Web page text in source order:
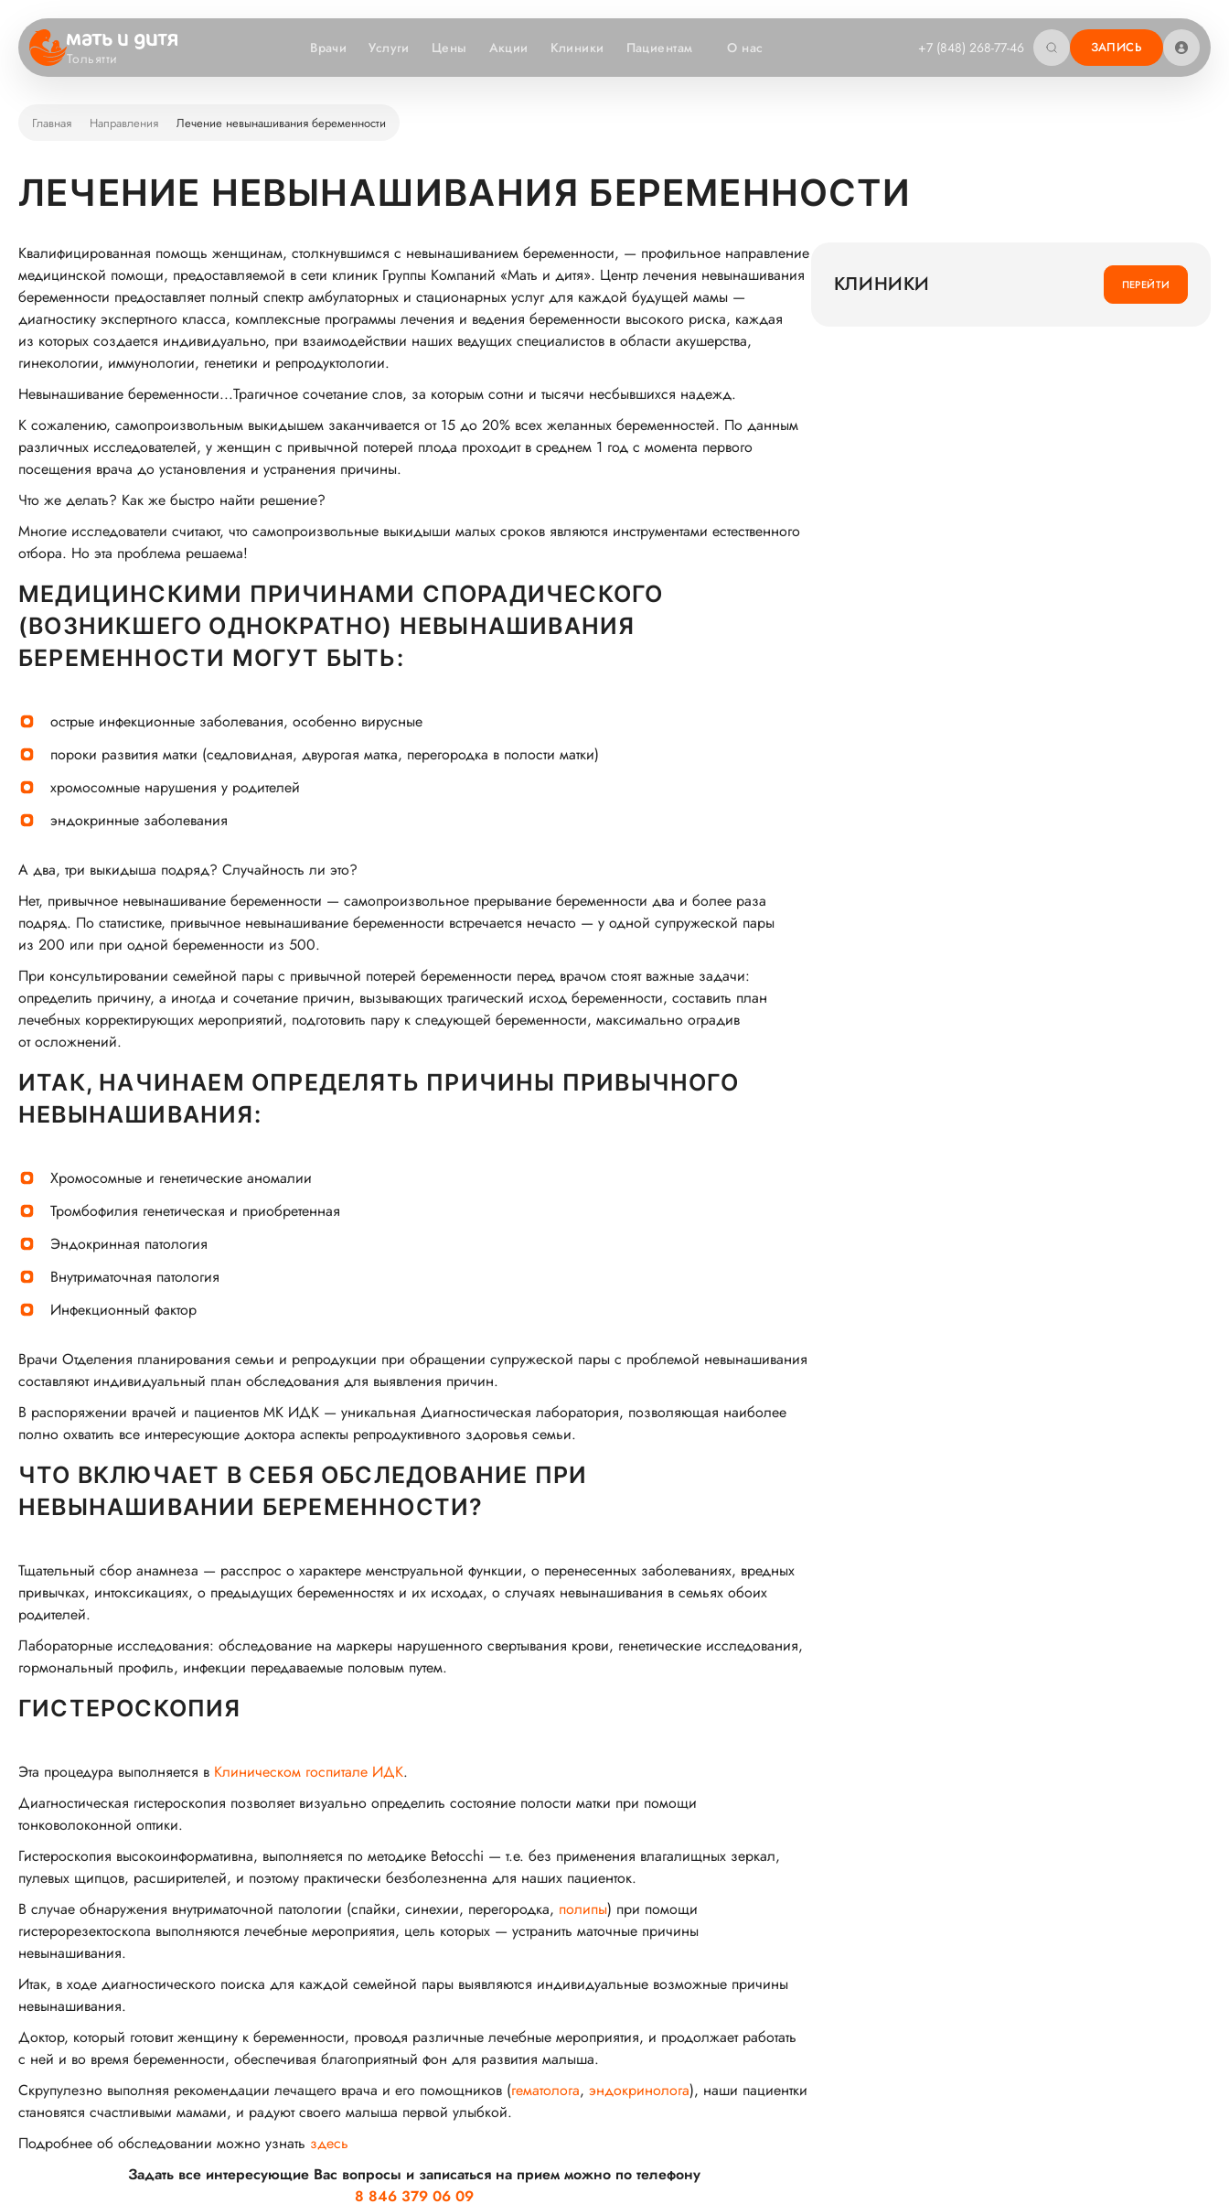
Тольятти
Врачи Услуги Цены Акции Клиники Пациентам О нас +7 (848) 268-77-46 ЗАПИСЬ
Главная Направления Лечение невынашивания беременности
ЛЕЧЕНИЕ НЕВЫНАШИВАНИЯ БЕРЕМЕННОСТИ
Квалифицированная помощь женщинам, столкнувшимся с невынашиванием беременности, — профильное направление
медицинской помощи, предоставляемой в сети клиник Группы Компаний «Мать и дитя». Центр лечения невынашивания
беременности предоставляет полный спектр амбулаторных и стационарных услуг для каждой будущей мамы —
диагностику экспертного класса, комплексные программы лечения и ведения беременности высокого риска, каждая
из которых создается индивидуально, при взаимодействии наших ведущих специалистов в области акушерства,
гинекологии, иммунологии, генетики и репродуктологии.
Невынашивание беременности...Трагичное сочетание слов, за которым сотни и тысячи несбывшихся надежд.
К сожалению, самопроизвольным выкидышем заканчивается от 15 до 20% всех желанных беременностей. По данным
различных исследователей, у женщин с привычной потерей плода проходит в среднем 1 год с момента первого
посещения врача до установления и устранения причины.
Что же делать? Как же быстро найти решение?
Многие исследователи считают, что самопроизвольные выкидыши малых сроков являются инструментами естественного
отбора. Но эта проблема решаема!
МЕДИЦИНСКИМИ ПРИЧИНАМИ СПОРАДИЧЕСКОГО
(ВОЗНИКШЕГО ОДНОКРАТНО) НЕВЫНАШИВАНИЯ
БЕРЕМЕННОСТИ МОГУТ БЫТЬ:
острые инфекционные заболевания, особенно вирусные
пороки развития матки (седловидная, двурогая матка, перегородка в полости матки)
хромосомные нарушения у родителей
эндокринные заболевания
А два, три выкидыша подряд? Случайность ли это?
Нет, привычное невынашивание беременности — самопроизвольное прерывание беременности два и более раза
подряд. По статистике, привычное невынашивание беременности встречается нечасто — у одной супружеской пары
из 200 или при одной беременности из 500.
При консультировании семейной пары с привычной потерей беременности перед врачом стоят важные задачи:
определить причину, а иногда и сочетание причин, вызывающих трагический исход беременности, составить план
лечебных корректирующих мероприятий, подготовить пару к следующей беременности, максимально оградив
от осложнений.
ИТАК, НАЧИНАЕМ ОПРЕДЕЛЯТЬ ПРИЧИНЫ ПРИВЫЧНОГО
НЕВЫНАШИВАНИЯ:
Хромосомные и генетические аномалии
Тромбофилия генетическая и приобретенная
Эндокринная патология
Внутриматочная патология
Инфекционный фактор
Врачи Отделения планирования семьи и репродукции при обращении супружеской пары с проблемой невынашивания
составляют индивидуальный план обследования для выявления причин.
В распоряжении врачей и пациентов МК ИДК — уникальная Диагностическая лаборатория, позволяющая наиболее
полно охватить все интересующие доктора аспекты репродуктивного здоровья семьи.
ЧТО ВКЛЮЧАЕТ В СЕБЯ ОБСЛЕДОВАНИЕ ПРИ
НЕВЫНАШИВАНИИ БЕРЕМЕННОСТИ?
Тщательный сбор анамнеза — расспрос о характере менструальной функции, о перенесенных заболеваниях, вредных
привычках, интоксикациях, о предыдущих беременностях и их исходах, о случаях невынашивания в семьях обоих
родителей.
Лабораторные исследования: обследование на маркеры нарушенного свертывания крови, генетические исследования,
гормональный профиль, инфекции передаваемые половым путем.
ГИСТЕРОСКОПИЯ
Эта процедура выполняется в Клиническом госпитале ИДК.
Диагностическая гистероскопия позволяет визуально определить состояние полости матки при помощи
тонковолоконной оптики.
Гистероскопия высокоинформативна, выполняется по методике Betocchi — т.е. без применения влагалищных зеркал,
пулевых щипцов, расширителей, и поэтому практически безболезненна для наших пациенток.
В случае обнаружения внутриматочной патологии (спайки, синехии, перегородка, полипы) при помощи
гистерорезектоскопа выполняются лечебные мероприятия, цель которых — устранить маточные причины
невынашивания.
Итак, в ходе диагностического поиска для каждой семейной пары выявляются индивидуальные возможные причины
невынашивания.
Доктор, который готовит женщину к беременности, проводя различные лечебные мероприятия, и продолжает работать
с ней и во время беременности, обеспечивая благоприятный фон для развития малыша.
Скрупулезно выполняя рекомендации лечащего врача и его помощников (гематолога, эндокринолога), наши пациентки
становятся счастливыми мамами, и радуют своего малыша первой улыбкой.
Подробнее об обследовании можно узнать здесь
Задать все интересующие Вас вопросы и записаться на прием можно по телефону
8 846 379 06 09
КЛИНИКИ ПЕРЕЙТИ